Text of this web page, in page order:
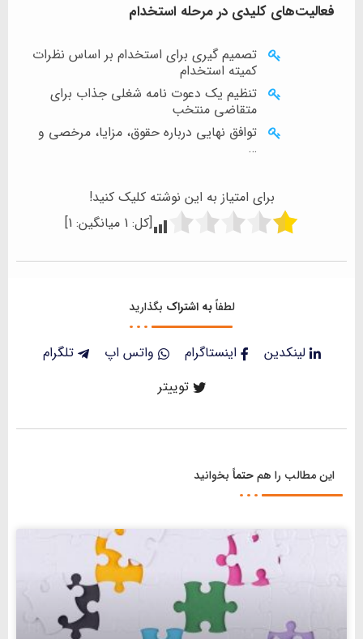
فعالیت‌های کلیدی در مرحله استخدام
تصمیم گیری برای استخدام بر اساس نظرات
کمیته استخدام
تنظیم یک دعوت نامه شغلی جذاب برای
متقاضی منتخب
توافق نهایی درباره حقوق، مزایا، مرخصی و
…
برای امتیاز به این نوشته کلیک کنید!
[کل: 1 میانگین: 1
]
لطفاًبه اشتراک بگذارید
لینکدین اینستاگرام واتس اپ
تلگرام
توییتر
این مطالب را همحتماً بخوانید